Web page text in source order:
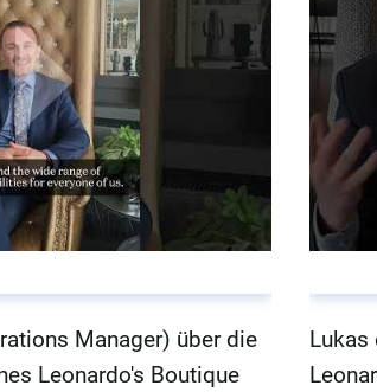
Manager) über die
Leonardo's Boutique
Lukas